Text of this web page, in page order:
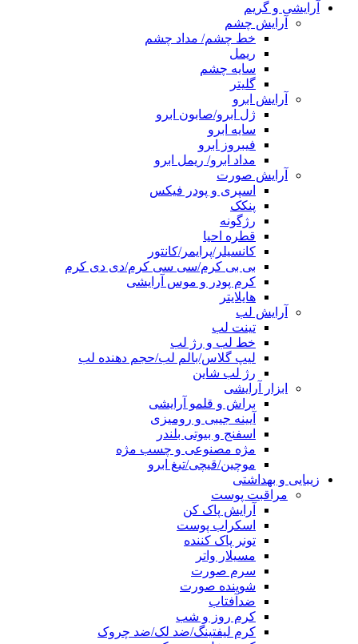
آرایشی و گریم
آرایش چشم
خط چشم/ مداد چشم
ریمل
سایه چشم
گلیتر
آرایش ابرو
ژل ابرو/صابون ابرو
سایه ابرو
فیبروز ابرو
مداد ابرو/ ریمل ابرو
آرایش صورت
اسپری و پودر فیکس
پنکک
رژگونه
قطره احیا
کانسیلر/پرایمر/کانتور
بی بی کرم/سی سی کرم/دی دی کرم
کرم پودر و موس آرایشی
هایلایتر
آرایش لب
تینت لب
خط لب و رژ لب
لیپ گلاس/بالم لب/حجم دهنده لب
رژ لب شاین
ابزار آرایشی
براش و قلمو آرایشی
آیینه جیبی و رومیزی
اسفنج و بیوتی بلندر
مژه مصنوعی و چسب مژه
موچین/قیچی/تیغ ابرو
زیبایی و بهداشتی
مراقبت پوست
آرایش پاک کن
اسکراب پوست
تونر پاک کننده
مسیلار واتر
سرم صورت
شوینده صورت
ضدآفتاب
کرم روز و شب
کرم لیفتینگ/ضد لک/ضد چروک